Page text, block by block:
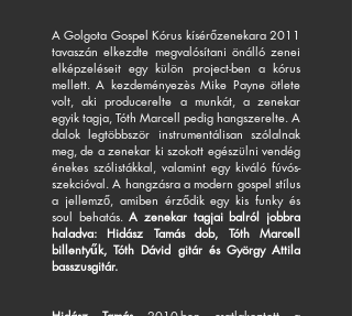
A Golgota Gospel Kórus kísérőzenekara 2011
tavaszán elkezdte megvalósítani önálló zenei
elképzeléseit egy külön project-ben a kórus
mellett. A kezdeményezès Mike Payne ötlete
volt, aki producerelte a munkát, a zenekar
egyik tagja, Tóth Marcell pedig hangszerelte. A
dalok legtöbbször instrumentálisan szólalnak
meg, de a zenekar ki szokott egészülni vendég
énekes szólistákkal, valamint egy kiváló fúvós-
szekcióval. A hangzásra a modern gospel stílus
a jellemző, amiben érződik egy kis funky és
soul behatás.A zenekar tagjai balról jobbra
haladva: Hidász Tamás dob, Tóth Marcell
billentyűk, Tóth Dávid gitár és György Attila
basszusgitár.